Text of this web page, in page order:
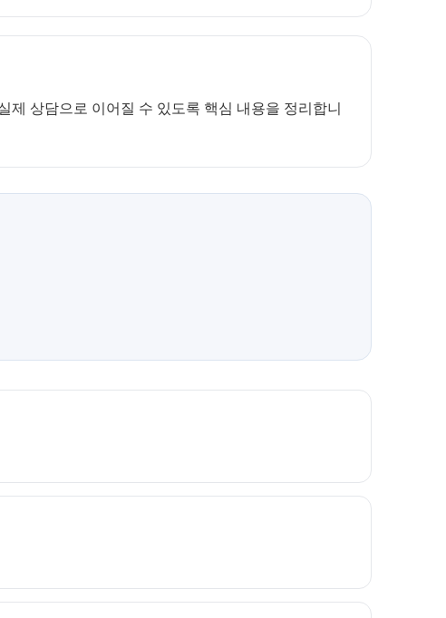
상담으로 이어질 수 있도록 핵심 내용을 정리합니